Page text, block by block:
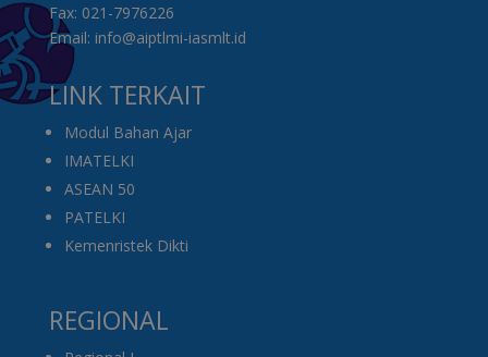
Fax: 021-7976226
Email: info@aiptlmi-iasmlt.id
LINK TERKAIT
Modul Bahan Ajar
IMATELKI
ASEAN 50
PATELKI
Kemenristek Dikti
REGIONAL